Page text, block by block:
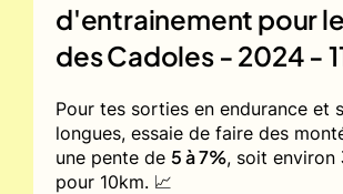
d'entrainement pour
des Cadoles - 2024 -
Pour tes sorties en endurance et
longues, essaie de faire des
une pente de 5 à 7%, soit environ
pour 10km. 📈